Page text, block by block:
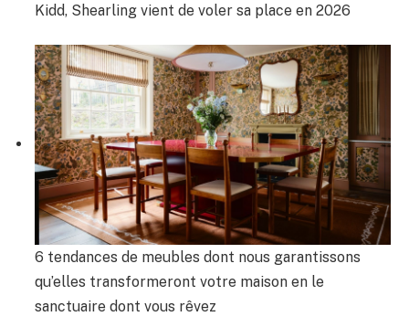
Kidd, Shearling vient de voler sa place en 2026
6 tendances de meubles dont nous garantissons
qu’elles transformeront votre maison en le
sanctuaire dont vous rêvez